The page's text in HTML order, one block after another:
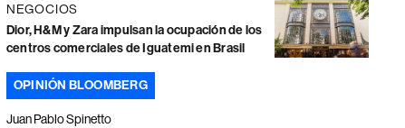
NEGOCIOS
Dior, H&M y Zara impulsan la ocupación de los
centros comerciales de Iguatemi en Brasil
OPINIÓN BLOOMBERG
Juan Pablo Spinetto